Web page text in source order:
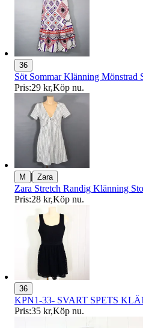
36
Söt Sommar Klänning Mönstrad
Pris:29 kr,Köp nu.
M | Zara
Zara Stretch Randig Klänning
Pris:28 kr,Köp nu.
36
KPN1-33- SVART SPETS
Pris:35 kr,Köp nu.